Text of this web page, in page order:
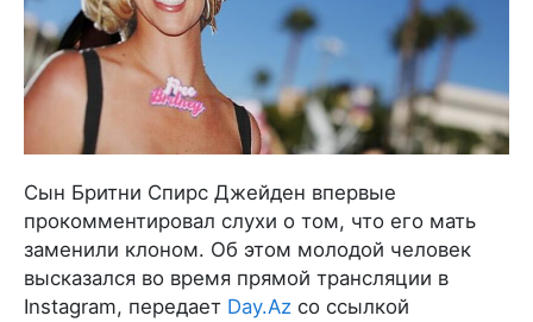
Сын Бритни Спирс Джейден впервые
прокомментировал слухи о том, что его мать
заменили клоном. Об этом молодой человек
высказался во время прямой трансляции в
Instagram, передает Day.Az со ссылкой